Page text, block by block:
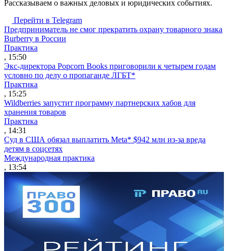
Рассказываем о важных деловых и юридических событиях.
Перейти в Telegram
Предприниматель не смог прекратить охрану товарного знака
Burberry в России
Практика
, 15:50
Экс-директора Popcorn Books приговорили к четырем годам
условно по делу о пропаганде ЛГБТ*
Практика
, 15:25
Wildberries запустит программу партнерских хабов для
хранения товаров
Практика
, 14:31
Суд в США обязал выплатить Meta* $942 млн из-за вреда
детям в соцсетях
Международная практика
, 13:54